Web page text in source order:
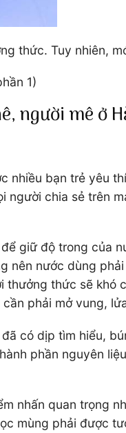
thức. Tuy nhiên,
1)
người mê ở
bạn trẻ yêu
chia sẻ trên
giữ độ trong của
nên nước dùng
thức sẽ khó
phải mở vung,
có dịp tìm hiểu,
phần nguyên
nhấn quan trọng
mùng phải được